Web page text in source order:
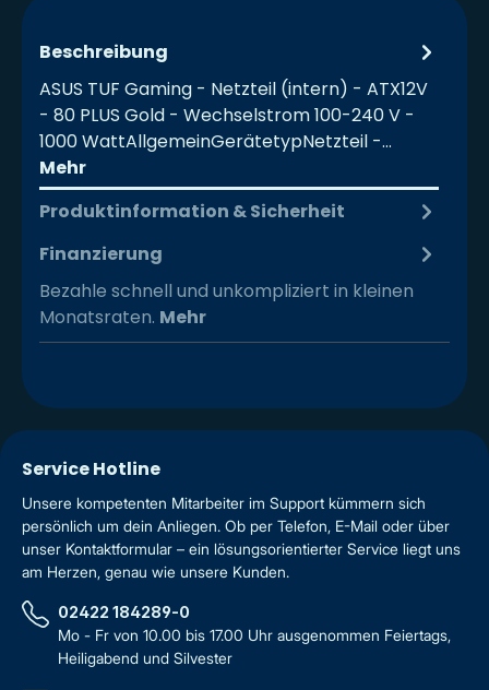
Beschreibung
ASUS TUF Gaming - Netzteil (intern) - ATX12V
- 80 PLUS Gold - Wechselstrom 100-240 V -
1000 WattAllgemeinGerätetypNetzteil -…
Mehr
Produktinformation & Sicherheit
Finanzierung
Bezahle schnell und unkompliziert in kleinen
Monatsraten. Mehr
Service Hotline
Unsere kompetenten Mitarbeiter im Support kümmern sich
persönlich um dein Anliegen. Ob per Telefon, E-Mail oder über
unser Kontaktformular – ein lösungsorientierter Service liegt uns
am Herzen, genau wie unsere Kunden.
02422 184289-0
Mo - Fr von 10.00 bis 17.00 Uhr ausgenommen Feiertags,
Heiligabend und Silvester